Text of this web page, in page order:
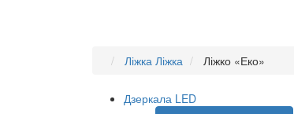
Ліжка Ліжка Ліжко «Еко»
Дзеркала LED